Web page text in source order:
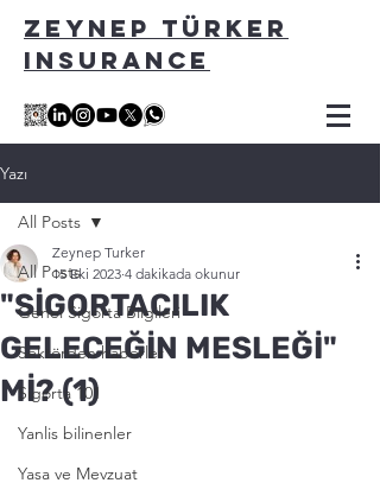
ZEYNEP TÜRKER
INSURANCE
Yazı
All Posts
Genel Sigorta Bilgileri
Sektörden haberler
Sigorta 101
Yanlis bilinenler
Yasa ve Mevzuat
All Posts
"SİGORTACILIK
GELECEĞİN MESLEĞİ"
Mİ? (1)
Zeynep Turker
15 Eki 2023 4 dakikada okunur